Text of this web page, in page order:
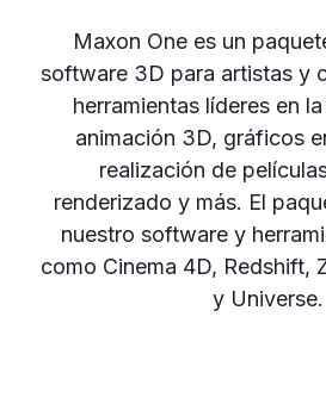
Maxon One es un
software 3D para artistas y
herramientas líderes en
animación 3D, gráficos
realización de
renderizado y más. El
nuestro software y
como Cinema 4D, Redshift,
y Universe.